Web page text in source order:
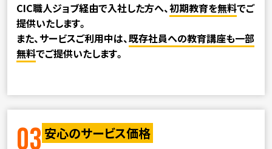
CIC職人ジョブ経由で入社した方へ、初期教育を無料でご
提供いたします。
また、サービスご利用中は、既存社員への教育講座も一部
無料でご提供いたします。
03 安心のサービス価格